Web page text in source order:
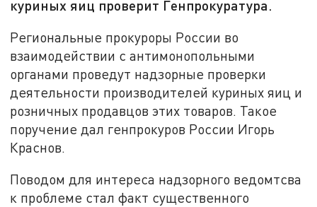
куриных яиц проверит Генпрокуратура.
Региональные прокуроры России во
взаимодействии с антимонопольными
органами проведут надзорные проверки
деятельности производителей куриных яиц и
розничных продавцов этих товаров. Такое
поручение дал генпрокуров России Игорь
Краснов.
Поводом для интереса надзорного ведомтсва
к проблеме стал факт существенного